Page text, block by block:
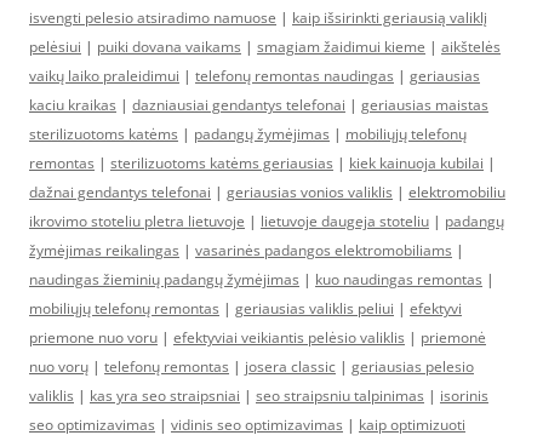
isvengti pelesio atsiradimo namuose | kaip išsirinkti geriausią valiklį
pelėsiui | puiki dovana vaikams | smagiam žaidimui kieme | aikštelės
vaikų laiko praleidimui | telefonų remontas naudingas | geriausias
kaciu kraikas | dazniausiai gendantys telefonai | geriausias maistas
sterilizuotoms katėms | padangų žymėjimas | mobiliųjų telefonų
remontas | sterilizuotoms katėms geriausias | kiek kainuoja kubilai |
dažnai gendantys telefonai | geriausias vonios valiklis | elektromobiliu
ikrovimo stoteliu pletra lietuvoje | lietuvoje daugeja stoteliu | padangų
žymėjimas reikalingas | vasarinės padangos elektromobiliams |
naudingas žieminių padangų žymėjimas | kuo naudingas remontas |
mobiliųjų telefonų remontas | geriausias valiklis peliui | efektyvi
priemone nuo voru | efektyviai veikiantis pelėsio valiklis | priemonė
nuo vorų | telefonų remontas | josera classic | geriausias pelesio
valiklis | kas yra seo straipsniai | seo straipsniu talpinimas | isorinis
seo optimizavimas | vidinis seo optimizavimas | kaip optimizuoti